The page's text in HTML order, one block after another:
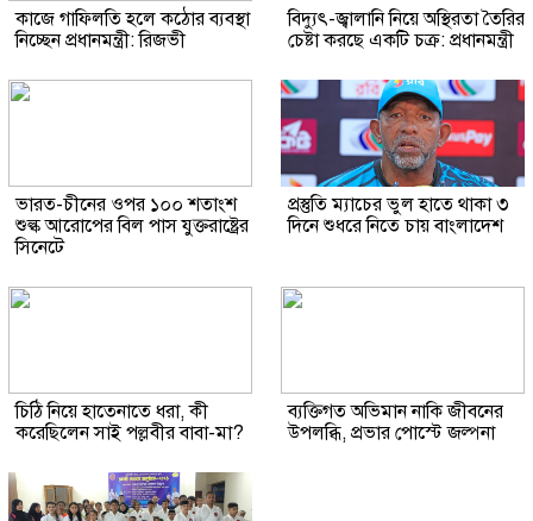
কাজে গাফিলতি হলে কঠোর ব্যবস্থা
নিচ্ছেন প্রধানমন্ত্রী: রিজভী
বিদ্যুৎ-জ্বালানি নিয়ে অস্থিরতা তৈরির
চেষ্টা করছে একটি চক্র: প্রধানমন্ত্রী
ভারত-চীনের ওপর ১০০ শতাংশ
শুল্ক আরোপের বিল পাস যুক্তরাষ্ট্রের
সিনেটে
প্রস্তুতি ম্যাচের ভুল হাতে থাকা ৩
দিনে শুধরে নিতে চায় বাংলাদেশ
চিঠি নিয়ে হাতেনাতে ধরা, কী
করেছিলেন সাই পল্লবীর বাবা-মা?
ব্যক্তিগত অভিমান নাকি জীবনের
উপলব্ধি, প্রভার পোস্টে জল্পনা